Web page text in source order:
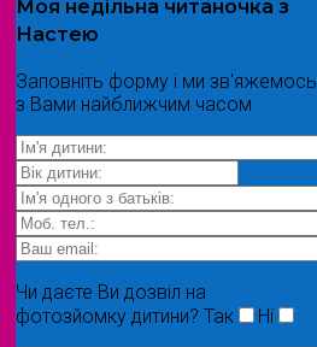
Моя недільна читаночка з
Настею
Заповніть форму і ми зв'яжемось
з Вами найближчим часом
Чи даєте Ви дозвіл на
фотозйомку дитини? Так Ні